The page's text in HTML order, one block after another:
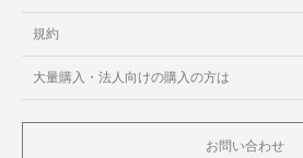
規約
大量購入・法人向けの購入の方は
お問い合わせ